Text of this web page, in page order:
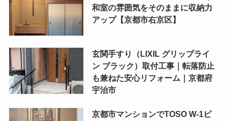
和室の雰囲気をそのままに収納力
アップ【京都市右京区】
玄関手すり（LIXIL グリップライ
ン ブラック）取付工事｜転落防止
も兼ねた安心リフォーム｜京都府
宇治市
京都市マンションでTOSO W-1ピ